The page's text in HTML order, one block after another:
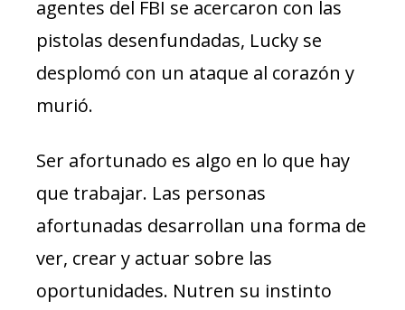
agentes del FBI se acercaron con las
pistolas desenfundadas, Lucky se
desplomó con un ataque al corazón y
murió.
Ser afortunado es algo en lo que hay
que trabajar. Las personas
afortunadas desarrollan una forma de
ver, crear y actuar sobre las
oportunidades. Nutren su instinto